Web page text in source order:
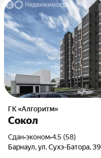
ГК «Алгоритм»
Сокол
Сдан•эконом•4.5 (58)
Барнаул, ул. Сухэ-Батора, 39